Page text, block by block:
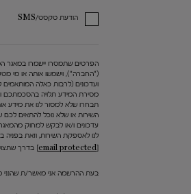
הודעת טקסט/SMS
("החברה"), וישמשו אותה או מי
מסירת המידע תלויה בהסכמתכם
תבחרו שלא למסור לנו את מידע
השירות או שלא נוכל להתאים לכם
עדכונים ו/או לבקש למחוק
לנו לאספקת השירות, וזאת בפניה בכתב לכתובת
[email protected]
בדרך
בעת ההרשמה אני מאשר/ת שהנני מעל גיל 18